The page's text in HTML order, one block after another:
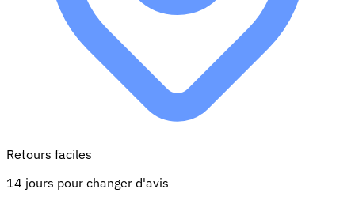
Retours faciles
14 jours pour changer d'avis